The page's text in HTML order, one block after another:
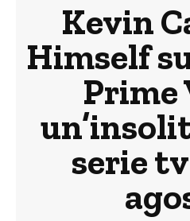
Kevin
Himself
Prime
serie